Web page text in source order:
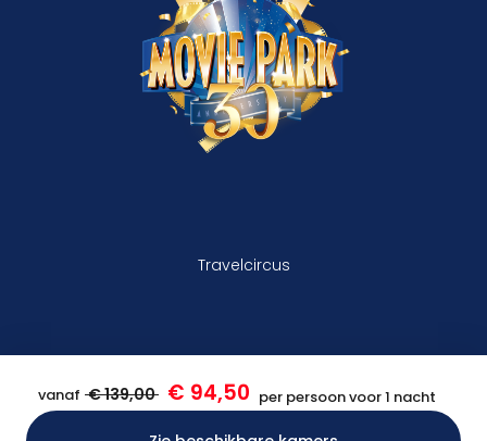
vanaf € 139,00 € 94,50 per persoon voor 1 nacht
Travelcircus